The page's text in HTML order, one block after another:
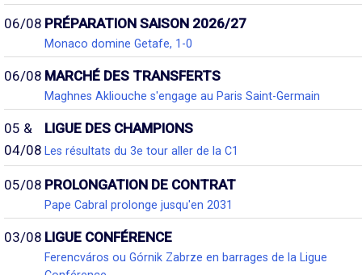
06/08 PRÉPARATION SAISON 2026/27
Monaco domine Getafe, 1-0
06/08 MARCHÉ DES TRANSFERTS
Maghnes Akliouche s'engage au Paris Saint-Germain
05 &
04/08
LIGUE DES CHAMPIONS
Les résultats du 3e tour aller de la C1
05/08 PROLONGATION DE CONTRAT
Pape Cabral prolonge jusqu'en 2031
03/08 LIGUE CONFÉRENCE
Ferencváros ou Górnik Zabrze en barrages de la Ligue